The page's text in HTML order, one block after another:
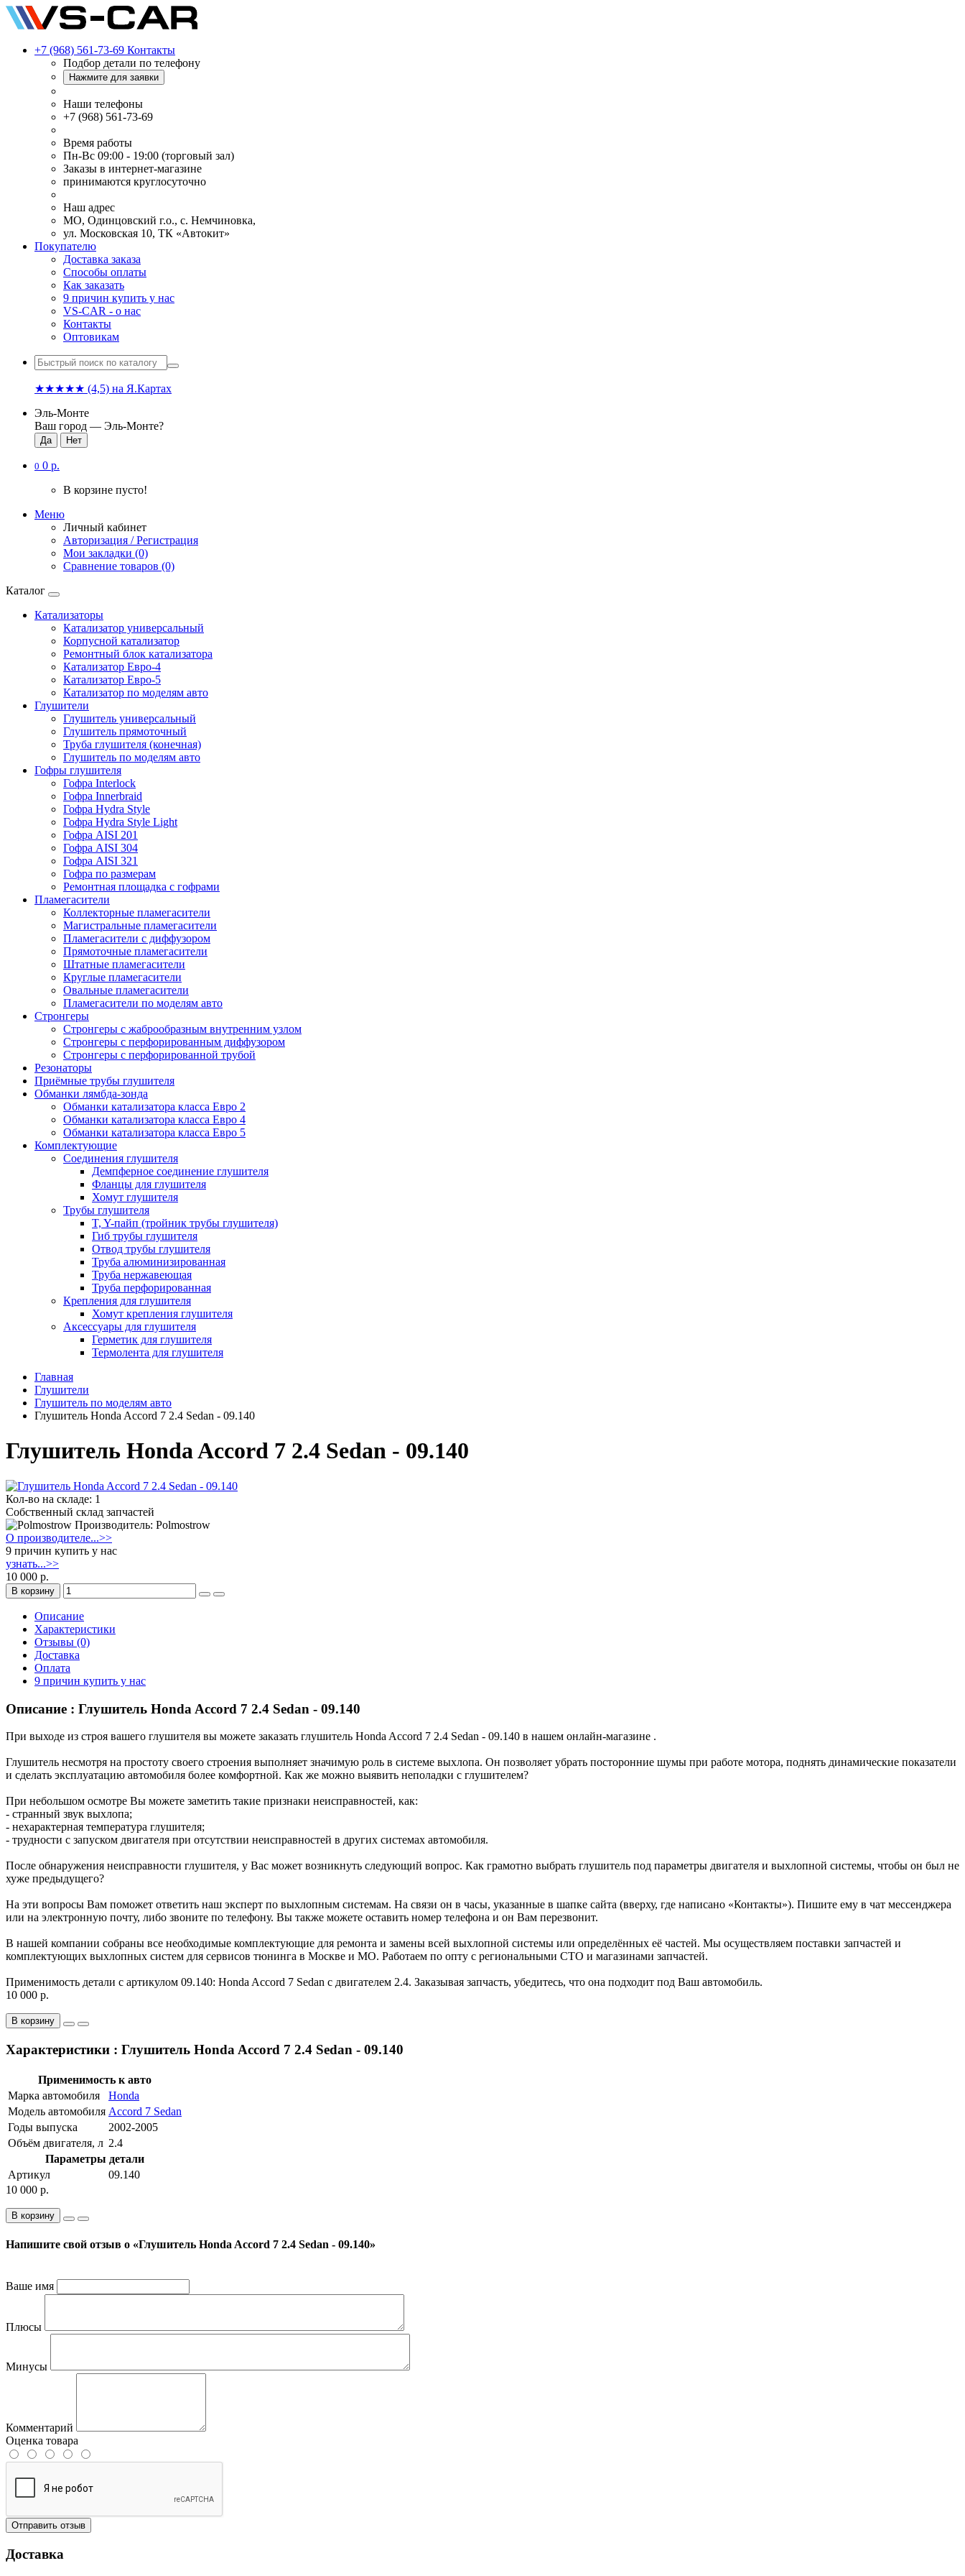
+7 (968) 561-73-69 Контакты
Подбор детали по телефону
Нажмите для заявки
Наши телефоны
+7 (968) 561-73-69
Время работы
Пн-Вс 09:00 - 19:00 (торговый зал)
Заказы в интернет-магазине
принимаются круглосуточно
Наш адрес
МО, Одинцовский г.о., с. Немчиновка,
ул. Московская 10, ТК «Автокит»
Покупателю
Доставка заказа
Способы оплаты
Как заказать
9 причин купить у нас
VS-CAR - о нас
Контакты
Оптовикам
★★★★★ (4,5) на Я.Картах
Эль-Монте
Ваш город — Эль-Монте?
0 0 р.
В корзине пусто!
Меню
Личный кабинет
Авторизация / Регистрация
Мои закладки (0)
Сравнение товаров (0)
Каталог
Катализаторы
Катализатор универсальный
Корпусной катализатор
Ремонтный блок катализатора
Катализатор Евро-4
Катализатор Евро-5
Катализатор по моделям авто
Глушители
Глушитель универсальный
Глушитель прямоточный
Труба глушителя (конечная)
Глушитель по моделям авто
Гофры глушителя
Гофра Interlock
Гофра Innerbraid
Гофра Hydra Style
Гофра Hydra Style Light
Гофра AISI 201
Гофра AISI 304
Гофра AISI 321
Гофра по размерам
Ремонтная площадка с гофрами
Пламегасители
Коллекторные пламегасители
Магистральные пламегасители
Пламегасители с диффузором
Прямоточные пламегасители
Штатные пламегасители
Круглые пламегасители
Овальные пламегасители
Пламегасители по моделям авто
Стронгеры
Стронгеры с жаброобразным внутренним узлом
Стронгеры с перфорированным диффузором
Стронгеры с перфорированной трубой
Резонаторы
Приёмные трубы глушителя
Обманки лямбда-зонда
Обманки катализатора класса Евро 2
Обманки катализатора класса Евро 4
Обманки катализатора класса Евро 5
Комплектующие
Соединения глушителя
Демпферное соединение глушителя
Фланцы для глушителя
Хомут глушителя
Трубы глушителя
T, Y-пайп (тройник трубы глушителя)
Гиб трубы глушителя
Отвод трубы глушителя
Труба алюминизированная
Труба нержавеющая
Труба перфорированная
Крепления для глушителя
Хомут крепления глушителя
Аксессуары для глушителя
Герметик для глушителя
Термолента для глушителя
Главная
Глушители
Глушитель по моделям авто
Глушитель Honda Accord 7 2.4 Sedan - 09.140
Глушитель Honda Accord 7 2.4 Sedan - 09.140
Кол-во на складе: 1
Собственный склад запчастей
Производитель: Polmostrow
О производителе...>>
9 причин купить у нас
узнать...>>
10 000 р.
В корзину
Описание
Характеристики
Отзывы (0)
Доставка
Оплата
9 причин купить у нас
Описание : Глушитель Honda Accord 7 2.4 Sedan - 09.140
При выходе из строя вашего глушителя вы можете заказать глушитель Honda Accord 7 2.4 Sedan - 09.140 в нашем онлайн-магазине .
Глушитель несмотря на простоту своего строения выполняет значимую роль в системе выхлопа. Он позволяет убрать посторонние шумы при работе мотора, поднять динамические показатели
и сделать эксплуатацию автомобиля более комфортной. Как же можно выявить неполадки с глушителем?
При небольшом осмотре Вы можете заметить такие признаки неисправностей, как:
- странный звук выхлопа;
- нехарактерная температура глушителя;
- трудности с запуском двигателя при отсутствии неисправностей в других системах автомобиля.
После обнаружения неисправности глушителя, у Вас может возникнуть следующий вопрос. Как грамотно выбрать глушитель под параметры двигателя и выхлопной системы, чтобы он был не
хуже предыдущего?
На эти вопросы Вам поможет ответить наш эксперт по выхлопным системам. На связи он в часы, указанные в шапке сайта (вверху, где написано «Контакты»). Пишите ему в чат мессенджера
или на электронную почту, либо звоните по телефону. Вы также можете оставить номер телефона и он Вам перезвонит.
В нашей компании собраны все необходимые комплектующие для ремонта и замены всей выхлопной системы или определённых её частей. Мы осуществляем поставки запчастей и
комплектующих выхлопных систем для сервисов тюнинга в Москве и МО. Работаем по опту с региональными СТО и магазинами запчастей.
Применимость детали с артикулом 09.140: Honda Accord 7 Sedan с двигателем 2.4. Заказывая запчасть, убедитесь, что она подходит под Ваш автомобиль.
10 000 р.
В корзину
Характеристики : Глушитель Honda Accord 7 2.4 Sedan - 09.140
Применимость к авто
Марка автомобиля
Honda
Модель автомобиля Accord 7 Sedan
Годы выпуска
2002-2005
Объём двигателя, л 2.4
Параметры детали
Артикул
09.140
10 000 р.
В корзину
Напишите свой отзыв о «Глушитель Honda Accord 7 2.4 Sedan - 09.140»
Ваше имя
Плюсы
Минусы
Комментарий
Оценка товара
Отправить отзыв
Доставка